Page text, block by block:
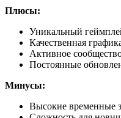
Плюсы:
Уникальный
Качественная
Активное
Постоянные
Минусы:
Высокие временные